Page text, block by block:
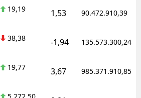
19,19 1,53 90.472.910,39
38,38 -1,94 135.573.300,24
19,77 3,67 985.371.910,85